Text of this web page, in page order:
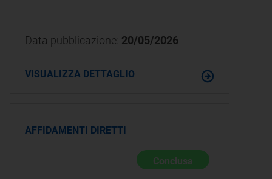
Data pubblicazione: 20/05/2026
VISUALIZZA DETTAGLIO
AFFIDAMENTI DIRETTI
Conclusa